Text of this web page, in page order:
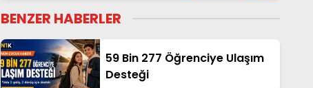
BENZER HABERLER
59 Bin 277 Öğrenciye Ulaşım
Desteği